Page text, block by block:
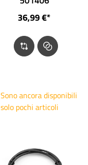
36,99 €*
Sono ancora disponibili
solo pochi articoli